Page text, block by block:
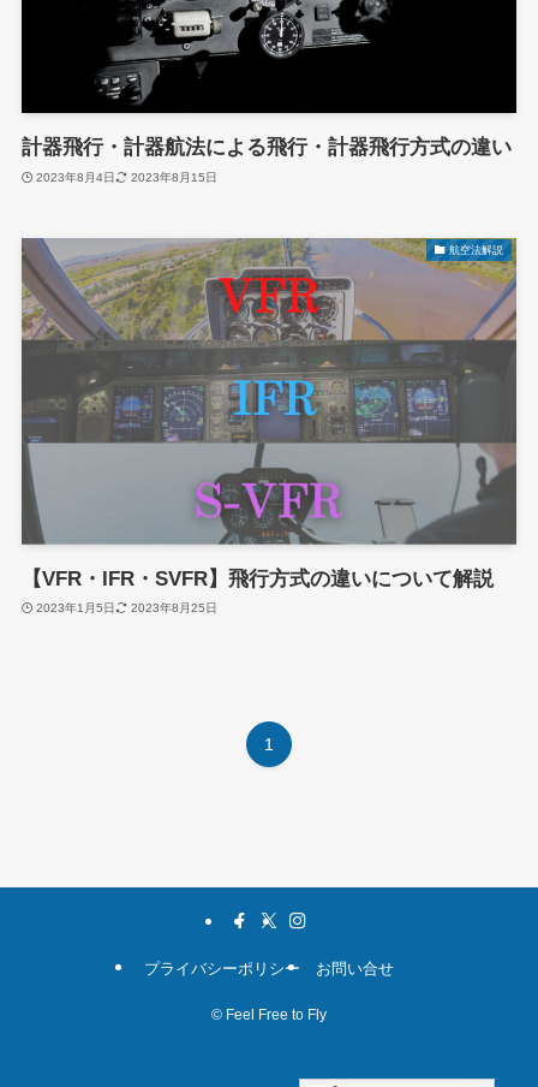
計器飛行・計器航法による飛行・計器飛行方式の違い
2023年8月4日 2023年8月15日
航空法解説
【VFR・IFR・SVFR】飛行方式の違いについて解説
2023年1月5日 2023年8月25日
1
プライバシーポリシー お問い合せ
© Feel Free to Fly